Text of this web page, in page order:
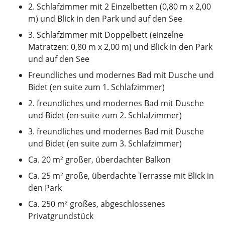
2. Schlafzimmer mit 2 Einzelbetten (0,80 m x 2,00
m) und Blick in den Park und auf den See
3. Schlafzimmer mit Doppelbett (einzelne
Matratzen: 0,80 m x 2,00 m) und Blick in den Park
und auf den See
Freundliches und modernes Bad mit Dusche und
Bidet (en suite zum 1. Schlafzimmer)
2. freundliches und modernes Bad mit Dusche
und Bidet (en suite zum 2. Schlafzimmer)
3. freundliches und modernes Bad mit Dusche
und Bidet (en suite zum 3. Schlafzimmer)
Ca. 20 m² großer, überdachter Balkon
Ca. 25 m² große, überdachte Terrasse mit Blick in
den Park
Ca. 250 m² großes, abgeschlossenes
Privatgrundstück